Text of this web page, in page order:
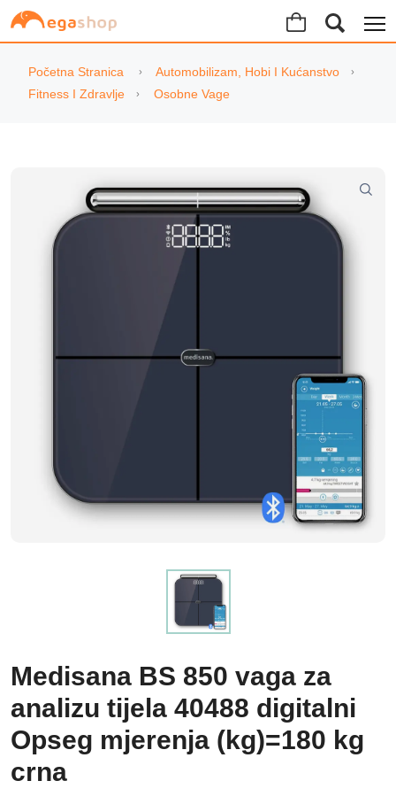
Početna Stranica
Automobilizam, Hobi I Kućanstvo
Fitness I Zdravlje
Osobne Vage
Medisana BS 850 vaga za
analizu tijela 40488 digitalni
Opseg mjerenja (kg)=180 kg
crna